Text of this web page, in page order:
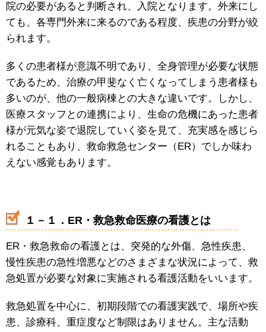
院の必要があると判断され、入院となります。外来にし
ても、各専門外来に来るのである程度、疾患の分野が絞
られます。
多くの患者様が意識不明であり、全身管理が必要な状態
であるため、治療の甲斐なく亡くなってしまう患者様も
多いのが、他の一般病棟との大きな違いです。しかし、
医療スタッフとの連携により、生命の危機にあった患者
様が元気な姿で退院していく姿を見て、充実感を感じら
れることもあり、救命救急センター（ER）でしか味わ
えない感覚もあります。
１－１．ER・救急救命医療の看護とは
ER・救急救命の看護とは、突発的な外傷、急性疾患、
慢性疾患の急性増悪などのさまざまな状況によって、救
急処置が必要な対象に実施される看護活動をいいます。
救急処置を中心に、初期段階での看護実践で、場所や疾
患、診療科、重症度など制限はありません。主な活動